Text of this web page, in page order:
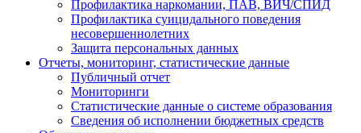
Профилактика наркомании, ПАВ, ВИЧ/СПИД
Профилактика суицидального поведения
несовершеннолетних
Защита персональных данных
Отчеты, мониторинг, статистические данные
Публичный отчет
Мониторинги
Статистические данные о системе образования
Сведения об исполнении бюджетных средств